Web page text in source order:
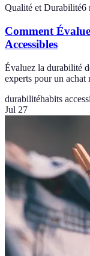
Qualité et Durabilité6
Comment
Accessibles
Évaluez la durabilité
experts pour un achat
durabilitéhabits
Jul 27